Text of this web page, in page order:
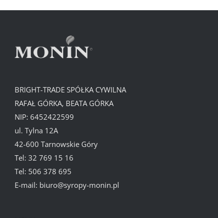
BRIGHT-TRADE SPÓŁKA CYWILNA
RAFAŁ GÓRKA, BEATA GÓRKA
NIP: 6452422599
ul. Tylna 12A
42-600 Tarnowskie Góry
Tel: 32 769 15 16
Tel: 506 378 695
E-mail: biuro@syropy-monin.pl